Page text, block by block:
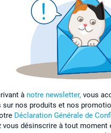
à notre newsletter, vous
nos produits et nos
Déclaration Générale de
vous désinscrire à tout moment